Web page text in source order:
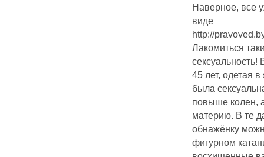
Наверное, все
виде
http://
Лакомиться
45 лет, одетая
была
повыше колен,
материю. В те
обнажёнку
фигурном